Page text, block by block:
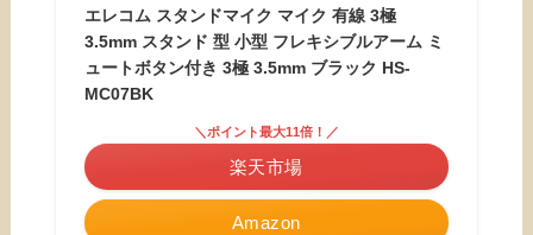
エレコム スタンドマイク マイク 有線 3極
3.5mm スタンド 型 小型 フレキシブルアーム ミ
ュートボタン付き 3極 3.5mm ブラック HS-
MC07BK
Amazon
＼ポイント最大11倍！／
楽天市場